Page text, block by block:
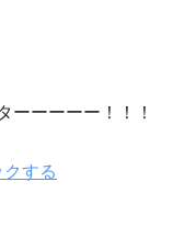
ーーーーー！！！
する